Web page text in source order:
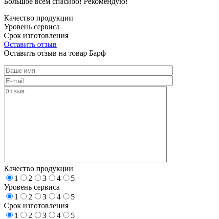
Качество продукции
Уровень сервиса
Срок изготовления
Оставить отзыв
Оставить отзыв на товар Барф
Качество продукции
1
2 3 4
5
Уровень сервиса
1
2 3 4
5
Срок изготовления
1
2 3 4 5